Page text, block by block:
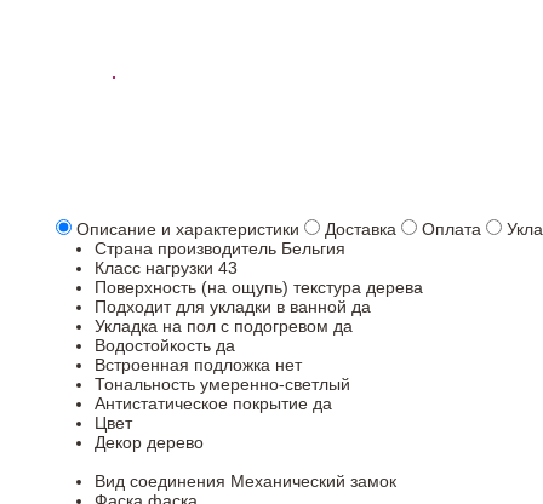
Описание и характеристики Доставка Оплата
Страна производитель Бельгия
Класс нагрузки 43
Поверхность (на ощупь) текстура дерева
Подходит для укладки в ванной да
Укладка на пол c подогревом да
Водостойкость да
Встроенная подложка нет
Тональность умеренно-светлый
Антистатическое покрытие да
Цвет
Декор дерево
Вид соединения Механический замок